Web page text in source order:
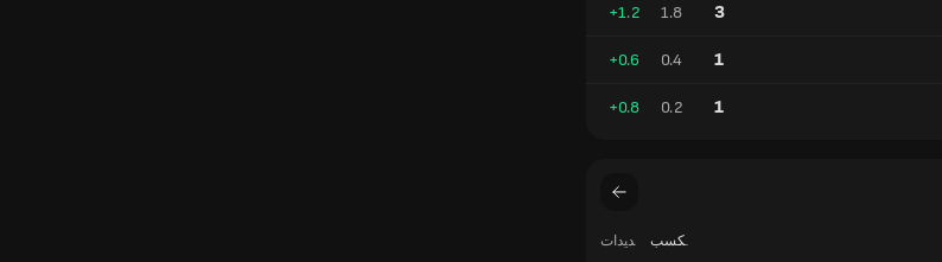
3
1.8
+1.2
1
0.4
+0.6
1
0.2
+0.8
مكسبالتسديدات